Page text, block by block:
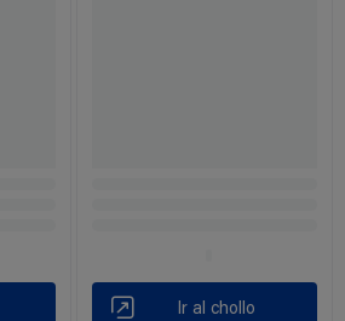
Ir al chollo